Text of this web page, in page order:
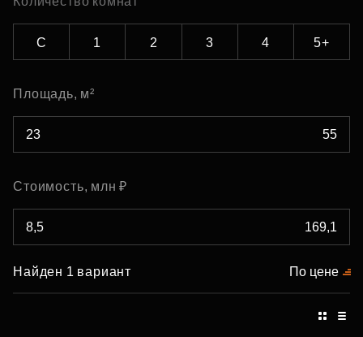
С 1 2 3 4 5+
Площадь, м²
Стоимость, млн ₽
Найден 1 вариант По цене